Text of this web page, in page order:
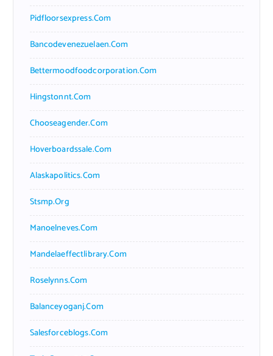
Pidfloorsexpress.com
Bancodevenezuelaen.com
Bettermoodfoodcorporation.com
Hingstonnt.com
Chooseagender.com
Hoverboardssale.com
Alaskapolitics.com
Stsmp.org
Manoelneves.com
Mandelaeffectlibrary.com
Roselynns.com
Balanceyoganj.com
Salesforceblogs.com